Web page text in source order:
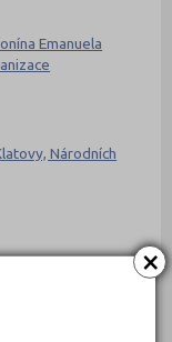
×
Emanuela
Národních